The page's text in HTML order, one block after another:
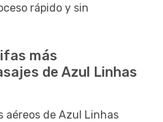
rápido y sin
más
de Azul Linhas
aéreos de Azul Linhas